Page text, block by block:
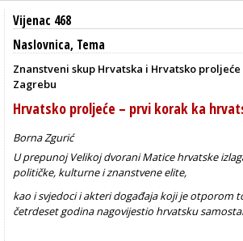
Vijenac 468
Naslovnica, Tema
Znanstveni skup Hrvatska i Hrvatsko
Zagrebu
Hrvatsko proljeće – prvi korak ka
Borna Zgurić
U prepunoj Velikoj dvorani Matice hrvatske
političke, kulturne i znanstvene elite,
kao i svjedoci i akteri događaja koji je otporom
četrdeset godina nagovijestio hrvatsku